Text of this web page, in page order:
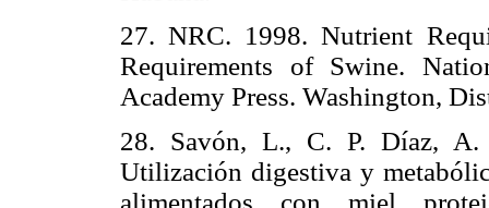
27. NRC. 1998. Nutrient
Requirements of Swine.
Academy Press. Washington,
28. Savón, L., C. P. Díaz,
Utilización digestiva y